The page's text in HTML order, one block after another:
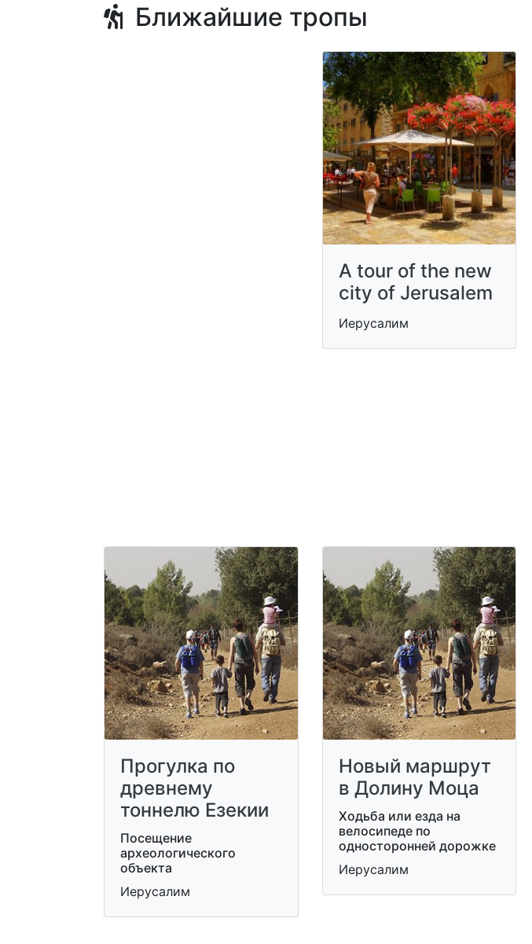
Ближайшие тропы
A tour of the new
city of Jerusalem
Иерусалим
Прогулка по
древнему
тоннелю Езекии
Посещение
археологического
объекта
Иерусалим
Новый маршрут
в Долину Моца
Ходьба или езда на
велосипеде по
односторонней дорожке
Иерусалим